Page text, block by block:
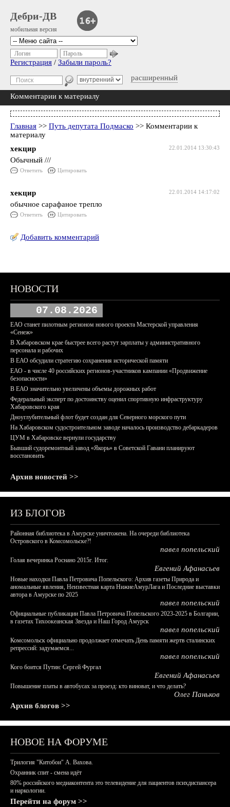
Дебри-ДВ
мобильная версия
расширенный
Логин Пароль
Регистрация / Забыли пароль?
Комментарии к материалу
Главная >> Путь депутата Подмаско >> Комментарии к
материалу
22.01.2014 13:30:43
хекцир
Обычный ///
Ответить Цитировать
22.01.2014 14:17:02
хекцир
обычное сарафаное трепло
Ответить Цитировать
Добавить комментарий
НОВОСТИ
07.08.2026
ЕАО станет пилотным регионом нового проекта Мастерской управления
«Сенеж»
В Хабаровском крае быстрее всего растут зарплаты у административного
персонала и рабочих
В ЕАО обсудили стратегию сохранения исторической памяти
ЕАО - в числе 40 российских регионов-участников кампании «Продвижение
безопасности»
В ЕАО значительно увеличены объемы дорожных работ
Федеральный эксперт по достоинству оценил спортивную инфраструктуру
Хабаровского края
Дноуглубительный флот будет создан для Северного морского пути
На Хабаровском судостроительном заводе началось производство дебаркадеров
ЦУМ в Хабаровске вернули государству
Бывший судоремонтный завод «Якорь» в Советской Гавани планируют
восстановить
Архив новостей >>
ИЗ БЛОГОВ
Районная библиотека в Амурске уничтожена. На очереди библиотека
Островского в Комсомольске?!
павел попельский
Голая вечеринка Роснано 2015г. Итог.
Евгений Афанасьев
Новые находки Павла Петровича Попельского: Архив газеты Природа и
аномальные явления, Неизвестная карта НижнеАмурЛага и Последние выставки
автора в Амурске по 2025
павел попельский
Официальные публикации Павла Петровича Попельского 2023-2025 в Болгарии,
в газетах Тихоокеанская Звезда и Наш Город Амурск
павел попельский
Комсомольск официально продолжает отмечать День памяти жертв сталинских
репрессий: задумаемся...
павел попельский
Кого боится Путин: Сергей Фургал
Евгений Афанасьев
Повышение платы в автобусах за проезд: кто виноват, и что делать?
Олег Паньков
Архив блогов >>
НОВОЕ НА ФОРУМЕ
Трилогия "Китобои" А. Вахова.
Охранник спит - смена идёт
80% российского медиаконтента это телевидение для пациентов психдиспансера
и наркологии.
Перейти на форум >>